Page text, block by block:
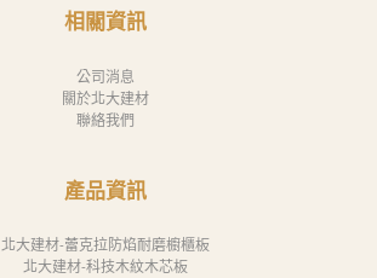
相關資訊
公司消息
關於北大建材
聯絡我們
產品資訊
北大建材-蕾克拉防焰耐磨櫥櫃板
北大建材-科技木紋木芯板